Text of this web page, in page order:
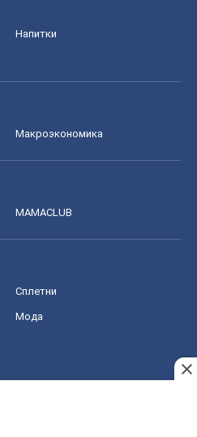
Напитки
Mакроэкономика
MAMACLUB
Сплетни
Мода